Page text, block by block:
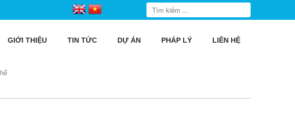
GIỚI THIỆU TIN TỨC DỰ ÁN PHÁP LÝ LIÊN HỆ